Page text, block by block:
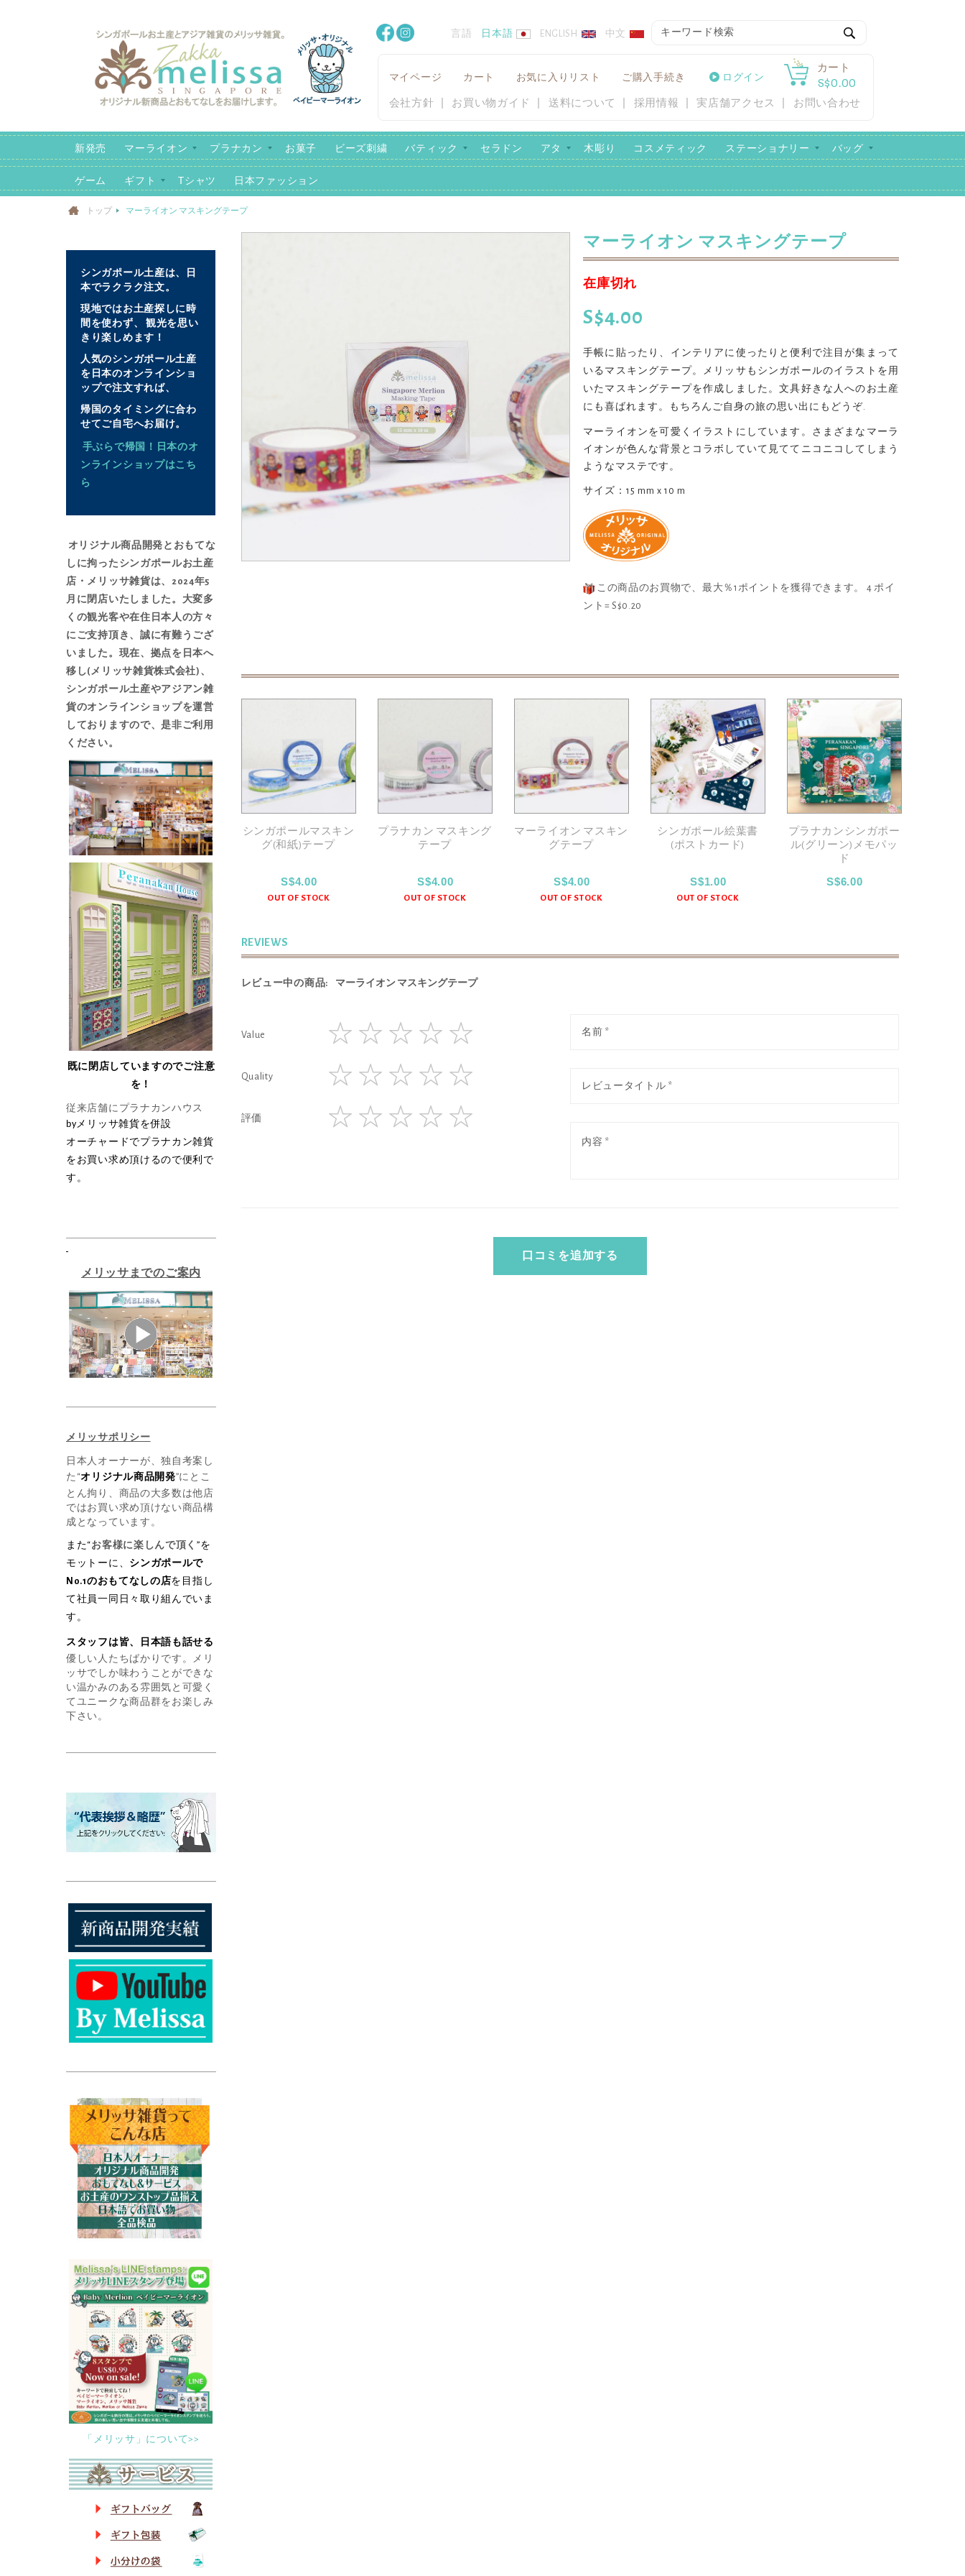
キ
プ
マイページ カート お気に入りリスト ご購入手続き ログイン
カート
S$0.00
会社方針 お買い物ガイド 送料について 採用情報 実店舗アクセス お問い合わせ
言語 日本語 ENGLISH 中文
新発売 マーライオン プラナカン お菓子 ビーズ刺繍 バティック セラドン アタ 木彫り コスメティック ステーショナリー バッグ
ゲーム ギフト Tシャツ 日本ファッション
トップ マーライオン マスキングテープ
マーライオン マスキングテープ
在庫切れ
S$4.00
手帳に貼ったり、インテリアに使ったりと便利で注目が集まって
いるマスキングテープ。メリッサもシンガポールのイラストを用
いたマスキングテープを作成しました。文具好きな人へのお土産
にも喜ばれます。もちろんご自身の旅の思い出にもどうぞ.
マーライオンを可愛くイラストにしています。さまざまなマーラ
イオンが色んな背景とコラボしていて見ててニコニコしてしまう
ようなマステです。
サイズ：15 mm x 10 m
この商品のお買物で、最大％1ポイントを獲得できます。 4 ポイ
ント= S$0.20
後
す
ャ
初
に
動
ョン ボールペ
ラナカンタイ
シンガポールボールペ
ン(パイロット社製)
S$5.00
OUT OF STOCK
シンガポールマスキン
グ(和紙)テープ
S$4.00
OUT OF STOCK
プラナカン マスキング
テープ
S$4.00
OUT OF STOCK
マーライオン マスキン
グテープ
S$4.00
OUT OF STOCK
シンガポール絵葉書
(ポストカード)
S$1.00
OUT OF STOCK
プラナカンシンガポー
ル(グリーン)メモパッ
ド
S$6.00
REVIEWS
レビュー中の商品: マーライオン マスキングテープ
Value
star
stars
stars
stars
stars
Quality
star
stars
stars
stars
stars
評価
口コミを追加する
シンガポール土産は、日
本でラクラク注文。
現地ではお土産探しに時
間を使わず、 観光を思い
きり楽しめます！
人気のシンガポール土産
を日本のオンラインショ
ップで注文すれば、
帰国のタイミングに合わ
せてご自宅へお届け。
手ぶらで帰国！日本のオ
ンラインショップはこち
ら
オリジナル商品開発とおもてな
しに拘ったシンガポールお土産
店・メリッサ雑貨は、2024年5
月に閉店いたしました。大変多
くの観光客や在住日本人の方々
にご支持頂き、誠に有難うござ
いました。現在、拠点を日本へ
移し(メリッサ雑貨株式会社)、
シンガポール土産やアジアン雑
貨のオンラインショップ を運営
しておりますので、是非ご利用
ください。
既に閉店していますのでご注意
を！
従来店舗にプラナカンハウス
byメリッサ雑貨を併設
オーチャードでプラナカン雑貨
をお買い求め頂けるので便利で
す。
メリッサまでのご案内
メリッサポリシー
日本人オーナーが、独自考案し
た“オリジナル商品開発”にとこ
とん拘り、商品の大多数は他店
ではお買い求め頂けない商品構
成となっています。
また“お客様に楽しんで頂く”を
モットーに、 シンガポールで
No.1のおもてなしの店を目指し
て社員一同日々取り組んでいま
す。
スタッフは皆、日本語も話せる
優しい人たちばかりです。メリ
ッサでしか味わうことができな
い温かみのある雰囲気と可愛く
てユニークな商品群をお楽しみ
下さい。
「メリッサ」について>>